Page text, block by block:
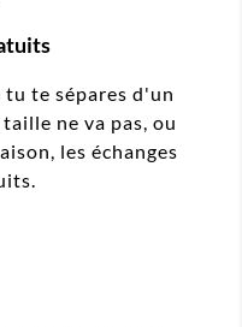
tu te sépares d'un
ne va pas, ou
les échanges